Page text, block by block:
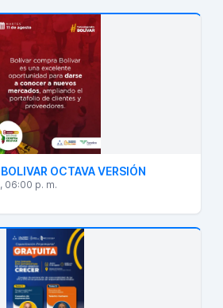
OCTAVA VERSIÓN
06:00 p. m.